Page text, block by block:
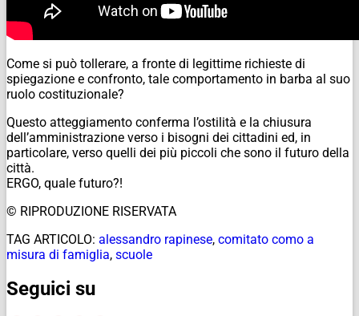
Come si può tollerare, a fronte di legittime richieste di
spiegazione e confronto, tale comportamento in barba al suo
ruolo costituzionale?
Questo atteggiamento conferma l’ostilità e la chiusura
dell’amministrazione verso i bisogni dei cittadini ed, in
particolare, verso quelli dei più piccoli che sono il futuro della
città.
ERGO, quale futuro?!
© RIPRODUZIONE RISERVATA
TAG ARTICOLO: alessandro rapinese, comitato como a
misura di famiglia, scuole
Seguici su